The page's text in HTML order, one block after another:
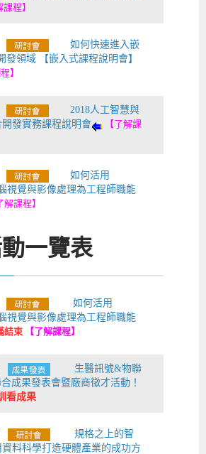
課程】
如何快速進入嵌
發領域 【嵌入式課程說明會】
】
2018人工智慧與
發實務課程說明會
【了解課
如何活用
視覺與影像處理為工程師職能
解課程】
一覽表
如何活用
視覺與影像處理為工程師職能
結束 【了解課程】
生醫訊號&物聯
成果發表會暨廠商徵才活動！
看成果
規格之上的智
料科學打造硬體產業的成功方